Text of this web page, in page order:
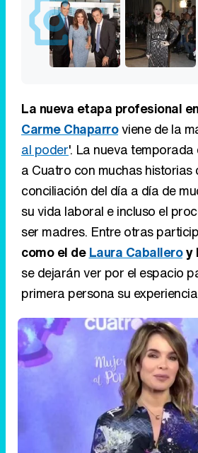
La nueva etapa profesional
Carme Chaparroviene de la
al poder'. La nueva
a Cuatro con muchas historias
conciliación del día a día de
su vida laboral e incluso el
ser madres. Entre otras
como el deLaura Caballeroy
se dejarán ver por el espacio
primera persona su